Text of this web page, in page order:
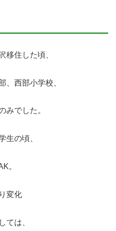
移住した頃、
、西部小学校、
みでした。
生の頃、
。
変化
ては、